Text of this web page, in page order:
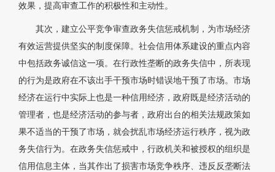
效果，提高审查工作的积极性和主动性。
其次，建立公平竞争审查政务失信惩戒机制，为市场经济
有效运营提供坚实的制度保障。社会信用体系建设的重点内容
中包括政务诚信这一项。在行政性垄断的政务失信中，所表现
的行为是政府在不该出手干预市场时错误地干预了市场。市场
经济在运行中实际上也是一种信用经济，政府既是经济活动的
管理者，也是经济活动的参与者，政府出台的相关法规政策如
果不适当的干预了市场，就会扰乱市场经济运行秩序，视为政
务失信行为。在政务失信惩戒中，行政机关和被授权的组织是
信用信息主体，当其作出了损害市场竞争秩序、违反反垄断法